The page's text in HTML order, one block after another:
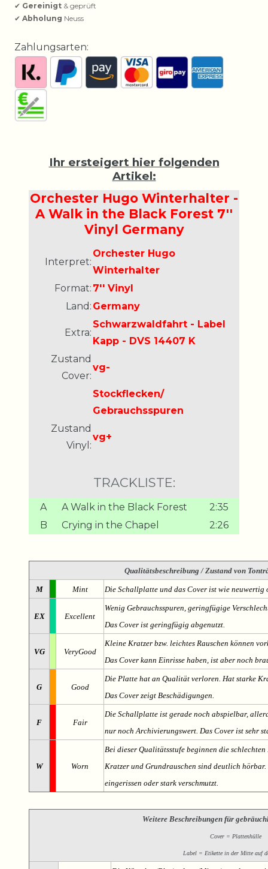
✔ Gereinigt & geprüft
✔ Abholung Neuss
Zahlungsarten:
Ihr ersteigert hier folgenden
Artikel:
Orchester Hugo Winterhalter -
A Walk in the Black Forest 7''
Vinyl Germany
Interpret:
Orchester Hugo
Winterhalter
Format: 7'' Vinyl
Land: Germany
Extra:
Schwarzwaldfahrt - Label
Kapp - DVS 14407 K
Zustand
Cover:
vg-
Stockflecken/
Gebrauchsspuren
Zustand
Vinyl:
vg+
TRACKLISTE:
A A Walk in the Black Forest
2:35
B
Crying in the Chapel 2:26
Qualitätsbeschreibung / Zustand von
M Mint Die Schallplatte und das Cover ist wie
EX Excellent
Wenig Gebrauchsspuren, geringfügige
Das Cover ist geringfügig abgenutzt.
VG VeryGood
Kleine Kratzer bzw. leichtes Rauschen können
Das Cover kann Einrisse haben, ist aber noch
G Good
Die Platte hat an Qualität verloren. Hat starke
Das Cover zeigt Beschädigungen.
F Fair
Die Schallplatte ist gerade noch abspielbar,
nur noch Archivierungswert. Das Cover ist sehr
W Worn
Bei dieser Qualitätsstufe beginnen die
Kratzer und Grundrauschen sind deutlich
eingerissen oder stark verschmutzt.
Weitere Beschreibungen für
Cover = Plattenhülle
Label = Etikette in der Mitte auf